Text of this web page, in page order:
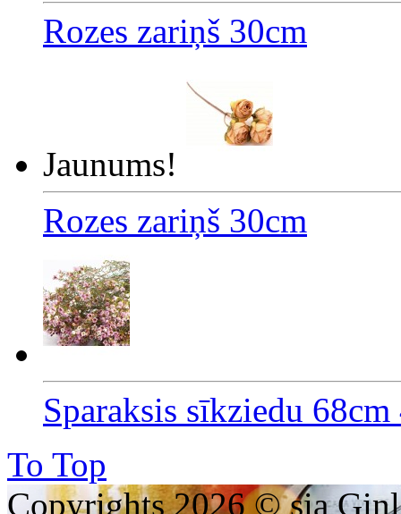
Rozes zariņš 30cm
Jaunums!
Rozes zariņš 30cm
Sparaksis sīkziedu
To Top
Copyrights 2026 © sia